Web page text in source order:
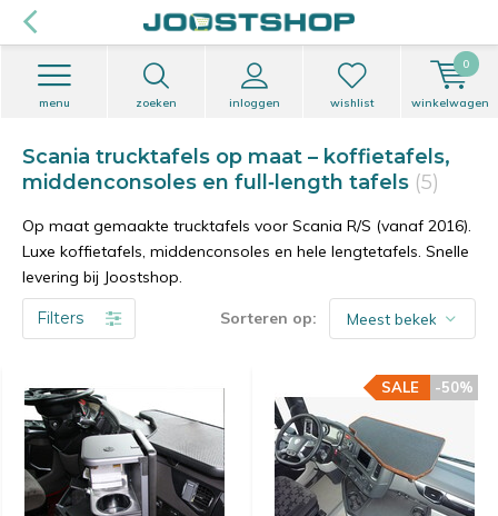
zoeken inloggen
menu wishlist winkelwagen
0
Scania trucktafels op maat – koffietafels,
middenconsoles en full‑length tafels (5)
Op maat gemaakte trucktafels voor Scania R/S (vanaf 2016).
Luxe koffietafels, middenconsoles en hele lengtetafels. Snelle
levering bij Joostshop.
Filters Sorteren op:
-50%
SALE